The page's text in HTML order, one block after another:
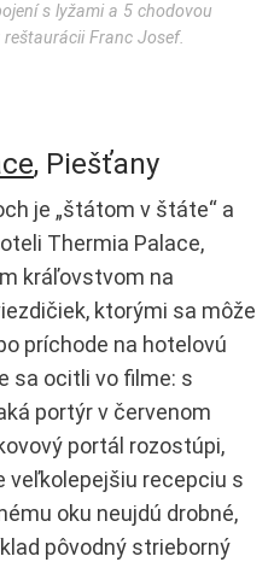
s lyžami a 5 chodovou
Franc Josef.
, Piešťany
je „štátom v štáte“ a
Thermia Palace,
kráľovstvom na
ktorými sa môže
príchode na hotelovú
sa ocitli vo filme: s
portýr v červenom
portál rozostúpi,
veľkolepejšiu recepciu s
oku neujdú drobné,
pôvodný strieborný